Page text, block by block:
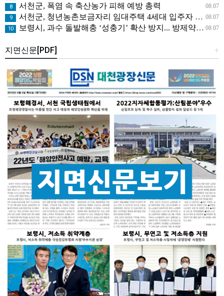
08.07
8 서천군, 폭염 속 축산농가 피해 예방 총력
08.07
9 서천군, 청년농촌보금자리 임대주택 4세대 입주자 모집
08.07
10 보령시, 과수 돌발해충 ‘성충기’ 확산 방지... 방제약제 배부
+
지면신문[PDF]